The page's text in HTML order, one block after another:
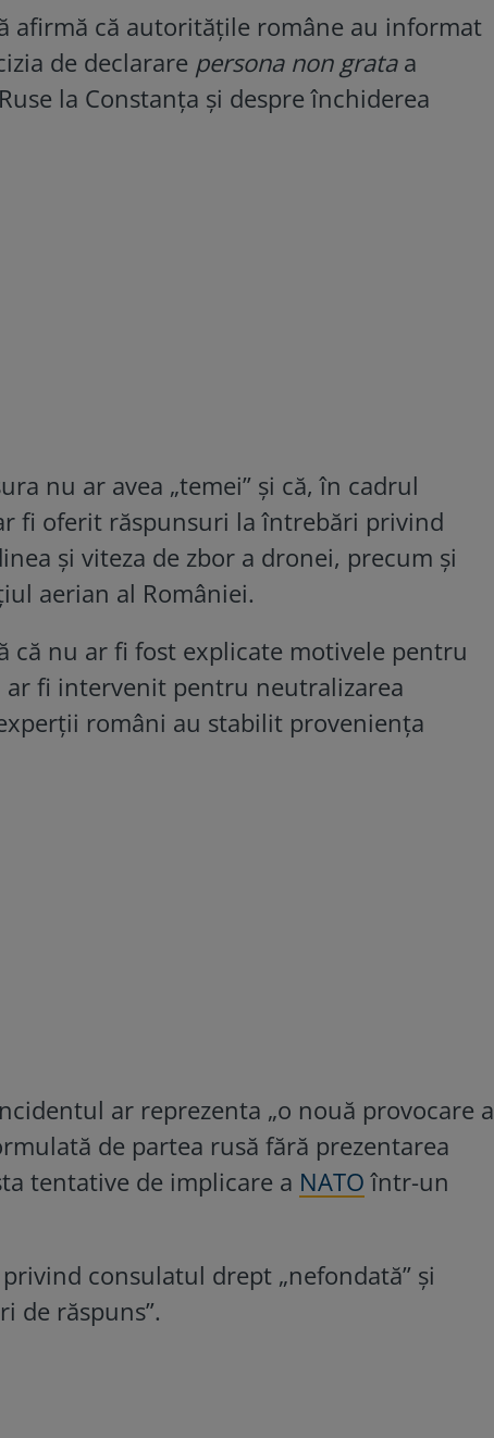
afirmă că autoritățile române au informat
de declarare persona non grataa
la Constanța și despre închiderea
nu ar avea „temei” și că, în cadrul
fi oferit răspunsuri la întrebări privind
și viteza de zbor a dronei, precum și
aerian al României.
că nu ar fi fost explicate motivele pentru
ar fi intervenit pentru neutralizarea
români au stabilit proveniența
ar reprezenta „o nouă provocare a
de partea rusă fără prezentarea
tentative de implicare a NATO într-un
consulatul drept „nefondată” și
de răspuns”.